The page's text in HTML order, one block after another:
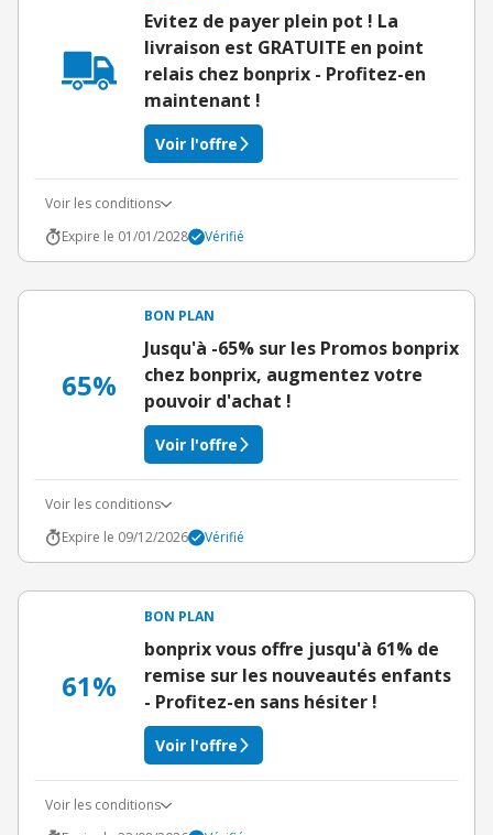
Evitez de payer plein pot ! La
livraison est GRATUITE en point
relais chez bonprix - Profitez-en
maintenant !
Voir l'offre
Voir les conditions
Expire le 01/01/2028
Vérifié
65%
BON PLAN
Jusqu'à -65% sur les Promos bonprix
chez bonprix, augmentez votre
pouvoir d'achat !
Voir l'offre
Voir les conditions
Expire le 09/12/2026
Vérifié
61%
BON PLAN
bonprix vous offre jusqu'à 61% de
remise sur les nouveautés enfants
- Profitez-en sans hésiter !
Voir l'offre
Voir les conditions